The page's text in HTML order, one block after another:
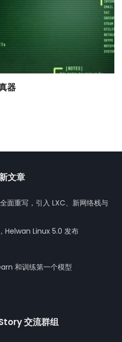
器
文章
面重写，引入 LXC、新网络栈与
Helwan Linux 5.0 发布
和训练第一个模型
交流群组